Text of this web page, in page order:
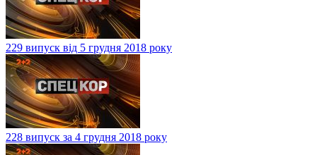
229 випуск від 5 грудня 2018 року
228 випуск за 4 грудня 2018 року